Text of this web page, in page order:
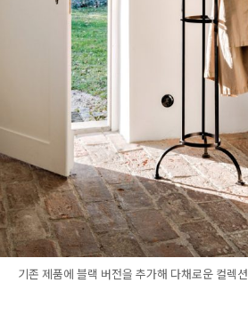
기존 제품에 블랙 버전을 추가해 다채로운 컬렉